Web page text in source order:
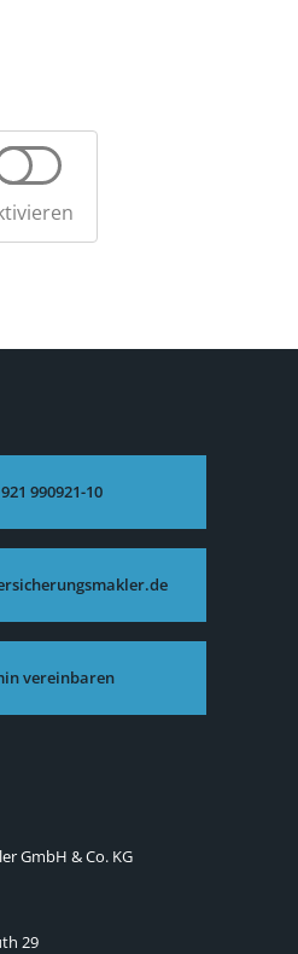
990921-10
vereinbaren
GmbH & Co. KG
29